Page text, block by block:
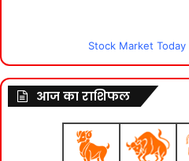
Stock Market Today
आज का राशिफल